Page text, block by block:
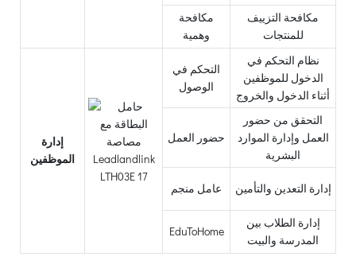
مكافحة
وهمية
مكافحة التزييف
للمنتجات
إدارة
الموظفين
التحكم في
الوصول
نظام التحكم في
الدخول للموظفين
أثناء الدخول والخروج
حضور العمل
التحقق من حضور
العمل وإدارة الموارد
البشرية
عامل منجم إدارة التعدين والتأمين
EduToHome
إدارة الطلاب بين
المدرسة والبيت